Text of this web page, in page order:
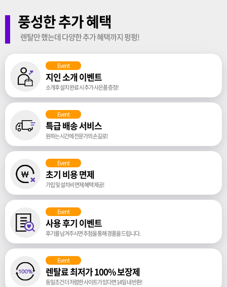
풍성한 추가 혜택
렌탈만 했는데 다양한 추가 혜택까지 펑펑!
Event
지인 소개 이벤트
소개후 설치 완료 시 추가 사은품 증정!
Event
특급 배송 서비스
원하는 시간에 전문가의 손길로!
Event
초기 비용 면제
가입 및 설치비 면제 혜택 제공!
Event
사용 후기 이벤트
후기를 남겨주시면 추첨을 통해 경품을 드립니다.
Event
렌탈료 최저가 100% 보장제
동일조건 더 저렴한 사이트가 있다면 14일 내 반환!